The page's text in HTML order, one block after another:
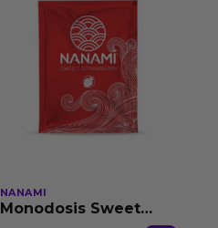
NANAMI
Monodosis Sweet